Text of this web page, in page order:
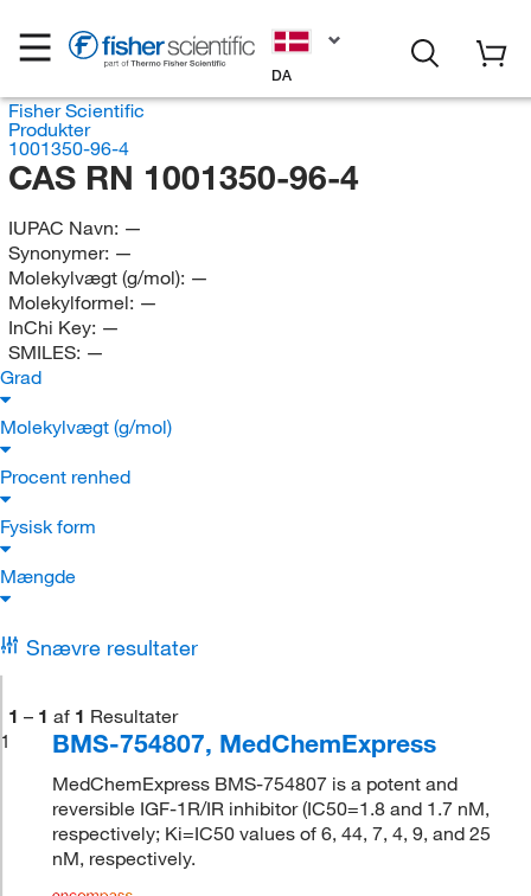
DA
Fisher Scientific
Produkter
1001350-96-4
CAS RN 1001350-96-4
IUPAC Navn: —
Synonymer: —
Molekylvægt (g/mol): —
Molekylformel: —
InChi Key: —
SMILES: —
Grad
Molekylvægt (g/mol)
Procent renhed
Fysisk form
Mængde
Snævre resultater
1 – 1 af 1 Resultater
1
BMS-754807, MedChemExpress
MedChemExpress BMS-754807 is a potent and
reversible IGF-1R/IR inhibitor (IC50=1.8 and 1.7 nM,
respectively; Ki=IC50 values of 6, 44, 7, 4, 9, and 25
nM, respectively.